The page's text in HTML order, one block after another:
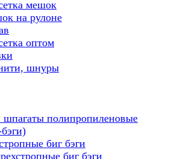
мешок
на рулоне
оптом
шнуры
шпагаты полипропиленовые
биг бэги
биг бэги